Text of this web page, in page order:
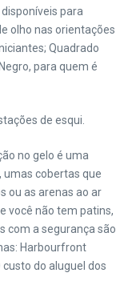
para
olho nas orientações
Quadrado
para quem é
de esqui.
no gelo é uma
umas cobertas que
ou as arenas ao ar
você não tem patins,
com a segurança são
Harbourfront
custo do aluguel dos